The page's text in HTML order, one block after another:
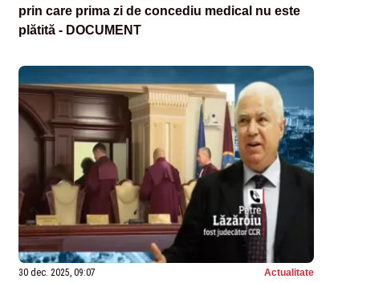
prin care prima zi de concediu medical nu este
plătită - DOCUMENT
30 dec. 2025, 09:07 Actualitate